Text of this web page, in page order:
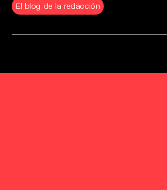
El blog de la redacción